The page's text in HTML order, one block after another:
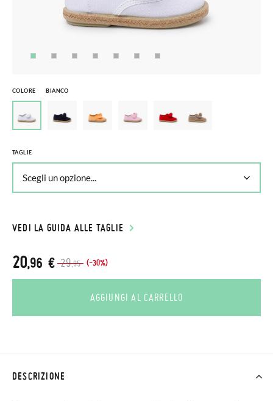
COLORE BIANCO
TAGLIE
VEDI LA GUIDA ALLE TAGLIE
29,95 (-30%)
20,96 €
AGGIUNGI AL CARRELLO
DESCRIZIONE